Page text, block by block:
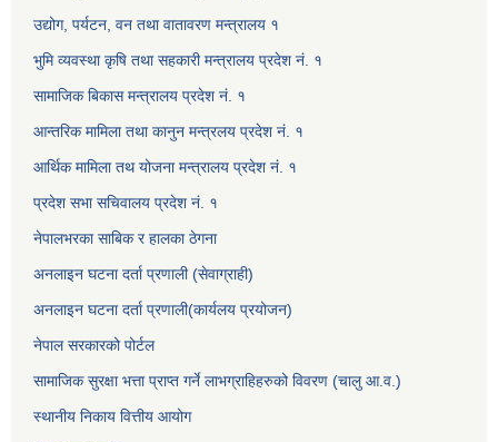
उद्योग, पर्यटन, वन तथा वातावरण मन्त्रालय १
भुमि व्यवस्था कृषि तथा सहकारी मन्त्रालय प्रदेश नं. १
सामाजिक बिकास मन्त्रालय प्रदेश नं. १
आन्तरिक मामिला तथा कानुन मन्त्रलय प्रदेश नं. १
आर्थिक मामिला तथ योजना मन्त्रालय प्रदेश नं. १
प्रदेश सभा सचिवालय प्रदेश नं. १
नेपालभरका साबिक र हालका ठेगना
अनलाइन घटना दर्ता प्रणाली (सेवाग्राही)
अनलाइन घटना दर्ता प्रणाली(कार्यलय प्रयोजन)
नेपाल सरकारको पोर्टल
सामाजिक सुरक्षा भत्ता प्राप्त गर्ने लाभग्राहिहरुको विवरण (चालु आ.व.)
स्थानीय निकाय वित्तीय आयोग